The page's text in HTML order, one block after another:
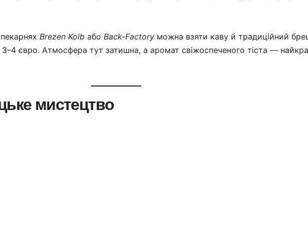
Brezen Kolb або Back-Factory можна взяти каву й традиційний
євро. Атмосфера тут затишна, а аромат свіжоспеченого тіста —
мистецтво